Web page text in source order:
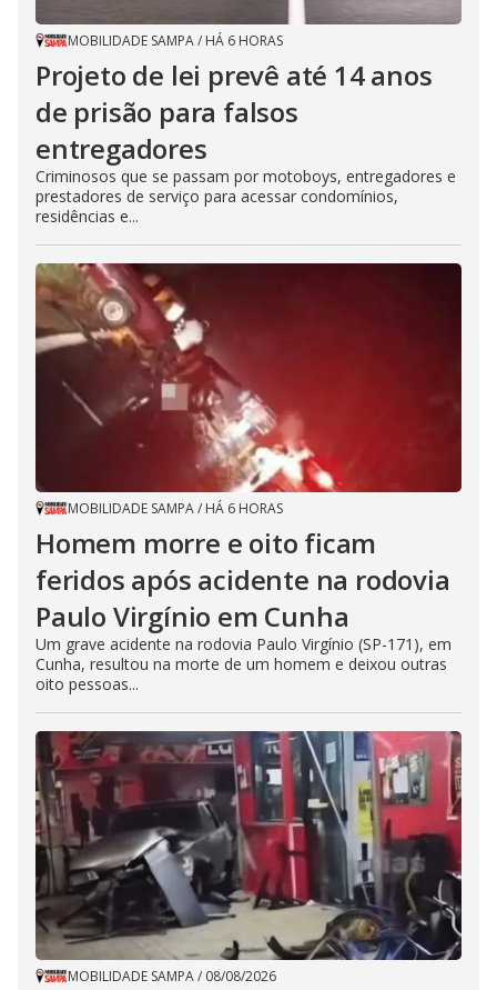
MOBILIDADE SAMPA/ HÁ 6 HORAS
Projeto de lei prevê até 14 anos
de prisão para falsos
entregadores
Criminosos que se passam por motoboys, entregadores e
prestadores de serviço para acessar condomínios,
residências e...
MOBILIDADE SAMPA/ HÁ 6 HORAS
Homem morre e oito ficam
feridos após acidente na rodovia
Paulo Virgínio em Cunha
Um grave acidente na rodovia Paulo Virgínio (SP-171), em
Cunha, resultou na morte de um homem e deixou outras
oito pessoas...
MOBILIDADE SAMPA/ 08/08/2026